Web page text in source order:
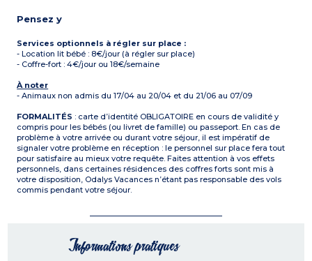
Pensez y
Services optionnels à régler sur place :
- Location lit bébé : 8€/jour (à régler sur place)
- Coffre-fort : 4€/jour ou 18€/semaine
À noter
- Animaux non admis du 17/04 au 20/04 et du 21/06 au 07/09
FORMALITÉS : carte d’identité OBLIGATOIRE en cours de validité y
compris pour les bébés (ou livret de famille) ou passeport. En cas de
problème à votre arrivée ou durant votre séjour, il est impératif de
signaler votre problème en réception : le personnel sur place fera tout
pour satisfaire au mieux votre requête. Faites attention à vos effets
personnels, dans certaines résidences des coffres forts sont mis à
votre disposition, Odalys Vacances n’étant pas responsable des vols
commis pendant votre séjour.
Informations pratiques